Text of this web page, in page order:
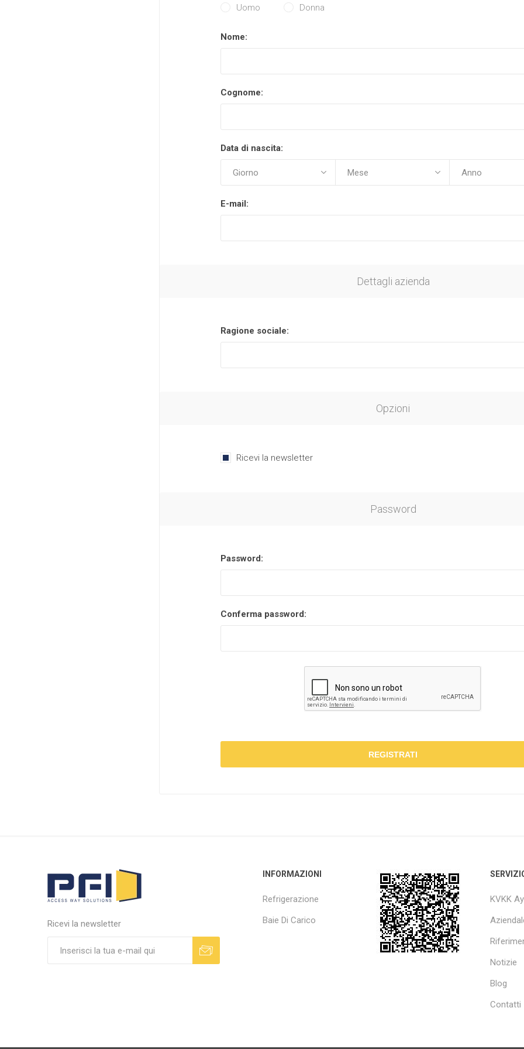
Porte Semi-Isolanti
Uomo Donna
Nome:
Cognome:
Data di nascita:
E-mail:
Dettagli azienda
Ragione sociale:
Opzioni
Ricevi la newsletter
Password
Password:
Conferma password:
REGISTRATI
Ricevi la newsletter
INFORMAZIONI
Refrigerazione
Baie Di Carico
KVKK
Notizie
Blog
Contatti